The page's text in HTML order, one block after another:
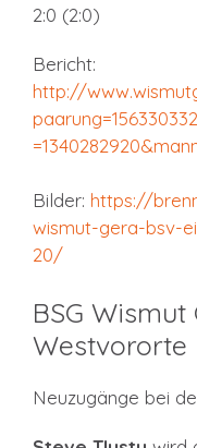
2:0 (2:0)
Bericht:
http://
Bilder: https://
wismut-gera-bsv-
20/
BSG Wismut
Westvororte
Neuzugänge bei